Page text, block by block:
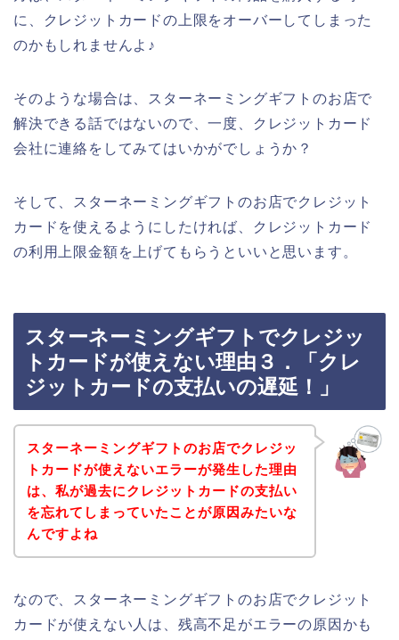
に、クレジットカードの上限をオーバーしてしまった
のかもしれませんよ♪
そのような場合は、スターネーミングギフトのお店で
解決できる話ではないので、一度、クレジットカード
会社に連絡をしてみてはいかがでしょうか？
そして、スターネーミングギフトのお店でクレジット
カードを使えるようにしたければ、クレジットカード
の利用上限金額を上げてもらうといいと思います。
スターネーミングギフトでクレジッ
トカードが使えない理由３．「クレ
ジットカードの支払いの遅延！」
スターネーミングギフトのお店でクレジッ
トカードが使えないエラーが発生した理由
は、私が過去にクレジットカードの支払い
を忘れてしまっていたことが原因みたいな
んですよね
なので、スターネーミングギフトのお店でクレジット
カードが使えない人は、残高不足がエラーの原因かも